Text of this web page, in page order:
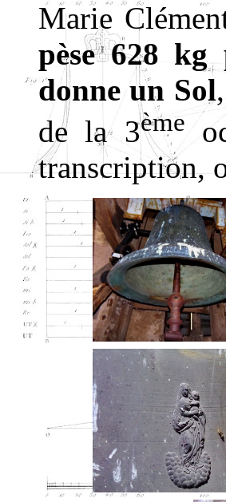
Marie
pèse628 kg
donne un Sol
de la 3ème
transcription,